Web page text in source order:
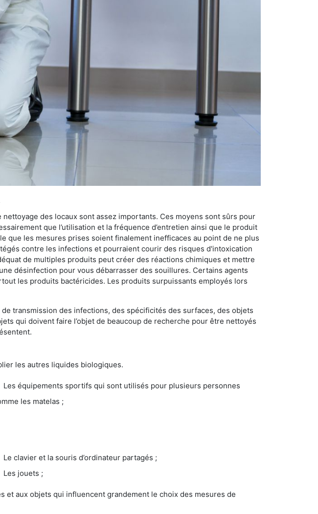
des locaux sont assez importants. Ces moyens sont sûrs pour
que l’utilisation et la fréquence d’entretien ainsi que le produit
que les mesures prises soient finalement inefficaces au point de ne plus
contre les infections et pourraient courir des risques d'intoxication
de multiples produits peut créer des réactions chimiques et mettre
désinfection pour vous débarrasser des souillures. Certains agents
les produits bactéricides. Les produits surpuissants employés lors
transmission des infections, des spécificités des surfaces, des objets
qui doivent faire l’objet de beaucoup de recherche pour être nettoyés
les autres liquides biologiques.
Les équipements sportifs qui sont utilisés pour plusieurs personnes
les matelas ;
Le clavier et la souris d’ordinateur partagés ;
Les jouets ;
et aux objets qui influencent grandement le choix des mesures de